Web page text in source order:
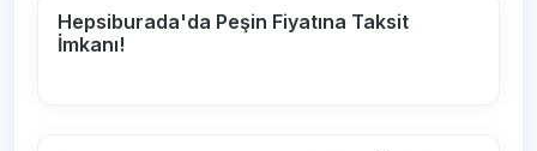
Hepsiburada'da Peşin Fiyatına Taksit
İmkanı!